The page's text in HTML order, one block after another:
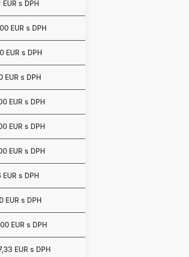
EUR s DPH
EUR s DPH
EUR s DPH
EUR s DPH
EUR s DPH
EUR s DPH
EUR s DPH
EUR s DPH
EUR s DPH
EUR s DPH
EUR s DPH